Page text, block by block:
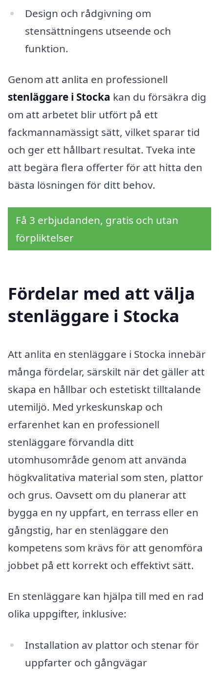
Design och rådgivning om
stensättningens utseende och
funktion.
Genom att anlita en professionell
stenläggare i Stocka kan du försäkra dig
om att arbetet blir utfört på ett
fackmannamässigt sätt, vilket sparar tid
och ger ett hållbart resultat. Tveka inte
att begära flera offerter för att hitta den
bästa lösningen för ditt behov.
Få 3 erbjudanden, gratis och utan
förpliktelser
Fördelar med att välja
stenläggare i Stocka
Att anlita en stenläggare i Stocka innebär
många fördelar, särskilt när det gäller att
skapa en hållbar och estetiskt tilltalande
utemiljö. Med yrkeskunskap och
erfarenhet kan en professionell
stenläggare förvandla ditt
utomhusområde genom att använda
högkvalitativa material som sten, plattor
och grus. Oavsett om du planerar att
bygga en ny uppfart, en terrass eller en
gångstig, har en stenläggare den
kompetens som krävs för att genomföra
jobbet på ett korrekt och effektivt sätt.
En stenläggare kan hjälpa till med en rad
olika uppgifter, inklusive:
Installation av plattor och stenar för
uppfarter och gångvägar